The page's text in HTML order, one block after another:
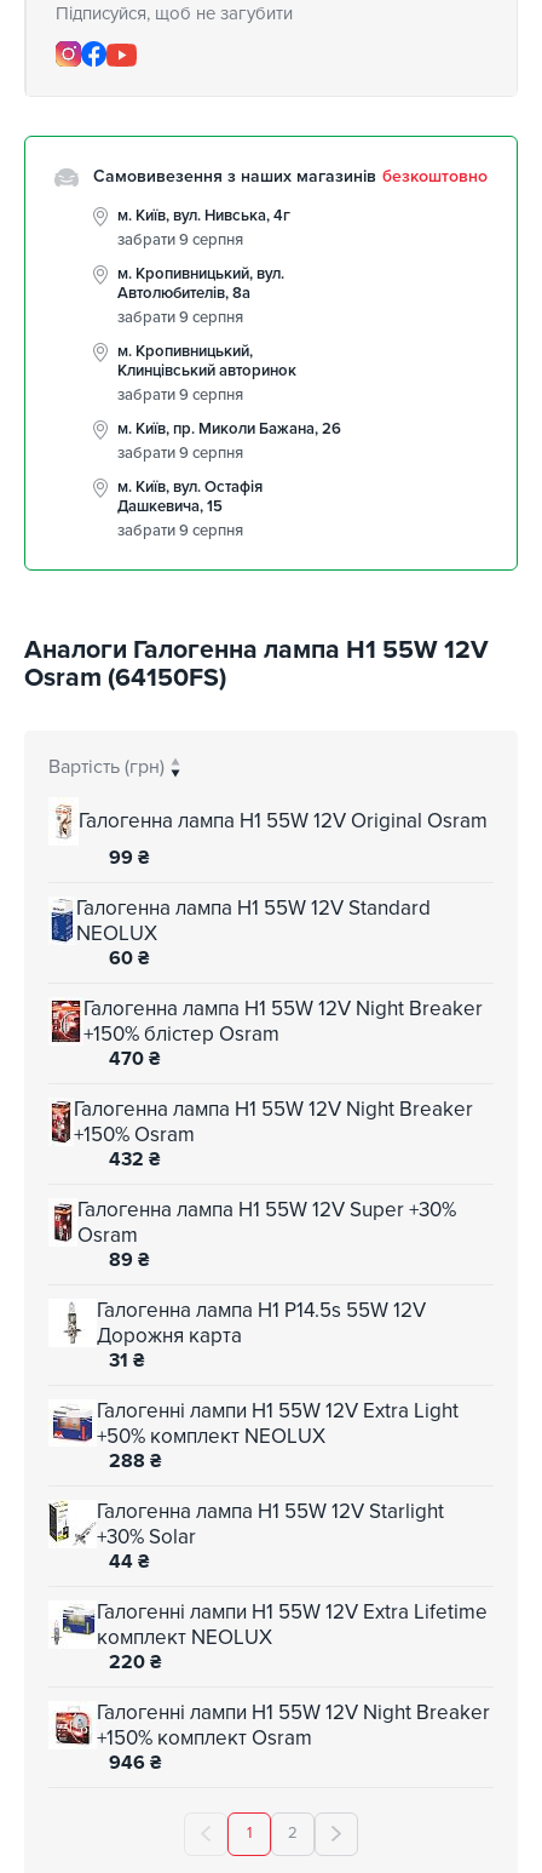
Підписуйся, щоб не загубити
Самовивезення з наших магазинів безкоштовно
м. Київ, вул. Нивська, 4г
забрати 9 серпня
м. Кропивницький, вул.
Автолюбителів, 8а
забрати 9 серпня
м. Кропивницький,
Клинцівський авторинок
забрати 9 серпня
м. Київ, пр. Миколи Бажана, 26
забрати 9 серпня
м. Київ, вул. Остафія
Дашкевича, 15
забрати 9 серпня
Аналоги Галогенна лампа H1 55W 12V
Osram (64150FS)
Вартість (грн)
Галогенна лампа H1 55W 12V Original Osram
99 ₴
Галогенна лампа H1 55W 12V Standard
NEOLUX
60 ₴
Галогенна лампа H1 55W 12V Night Breaker
+150% блістер Osram
470 ₴
Галогенна лампа H1 55W 12V Night Breaker
+150% Osram
432 ₴
Галогенна лампа H1 55W 12V Super +30%
Osram
89 ₴
Галогенна лампа H1 P14.5s 55W 12V
Дорожня карта
31 ₴
Галогенні лампи H1 55W 12V Extra Light
+50% комплект NEOLUX
288 ₴
Галогенна лампа H1 55W 12V Starlight
+30% Solar
44 ₴
Галогенні лампи H1 55W 12V Extra Lifetime
комплект NEOLUX
220 ₴
Галогенні лампи H1 55W 12V Night Breaker
+150% комплект Osram
946 ₴
1 2